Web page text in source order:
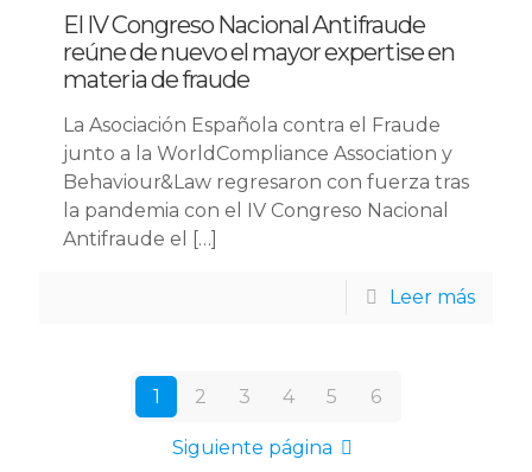
El IV Congreso Nacional Antifraude
reúne de nuevo el mayor expertise en
materia de fraude
La Asociación Española contra el Fraude
junto a la WorldCompliance Association y
Behaviour&Law regresaron con fuerza tras
la pandemia con el IV Congreso Nacional
Antifraude el
[…]
Leer más
1 2 3 4 5 6
Siguiente página